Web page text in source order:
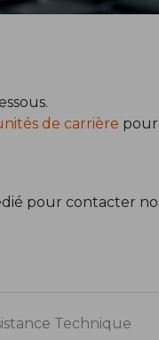
de carrière pour
pour contacter
Technique